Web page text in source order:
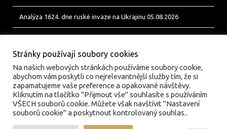
Analýza 1624. dne ruské invaze na Ukrajinu 05.08.2026
Stránky používají soubory cookies
Na našich webových stránkách používáme soubory cookie,
abychom vám poskytli co nejrelevantnější služby tím, že si
zapamatujeme vaše preference a opakované návštěvy.
Kliknutím na tlačítko "Přijmout vše" souhlasíte s používáním
VŠECH souborů cookie. Můžete však navštívit "Nastavení
souborů cookie" a poskytnout kontrolovaný souhlas..